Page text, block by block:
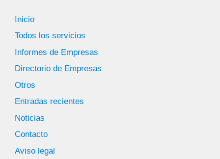
Inicio
Todos los servicios
Informes de Empresas
Directorio de Empresas
Otros
Entradas recientes
Noticias
Contacto
Aviso legal